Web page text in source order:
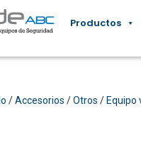
Productos
/Accesorios /Otros / Equipo